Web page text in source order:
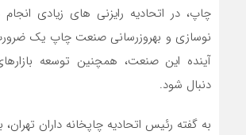
چاپ، در اتحاديه رايزني هاي زيادي انجام
نوسازي و بهروزرساني صنعت چاپ يک
آينده اين صنعت، همچنين توسعه
دنبال شود.
به گفته رئيس اتحاديه چاپخانه داران